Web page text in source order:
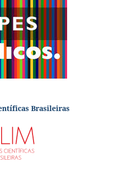
Brasileiras